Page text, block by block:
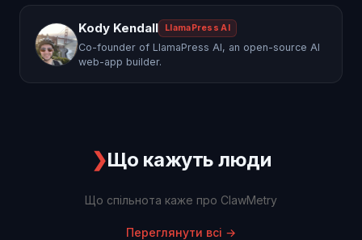
Kody Kendall LlamaPress AI
Co-founder of LlamaPress AI, an open-source AI
web-app builder.
❯Що кажуть люди
Що спільнота каже про ClawMetry
Переглянути всі →